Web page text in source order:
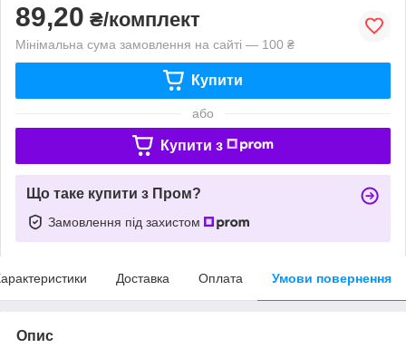
89,20 ₴/комплект
Мінімальна сума замовлення на сайті — 100 ₴
Купити
або
Купити з
Що таке купити з Пром?
Замовлення під захистом
Доставка Оплата Умови повернення
Опис